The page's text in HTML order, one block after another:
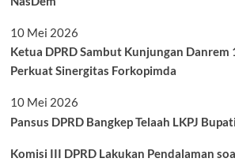
10 Mei 2026
Ketua DPRD Sambut Kunjungan Danrem
Perkuat Sinergitas Forkopimda
10 Mei 2026
Pansus DPRD Bangkep Telaah LKPJ
Komisi III DPRD Lakukan Pendalaman